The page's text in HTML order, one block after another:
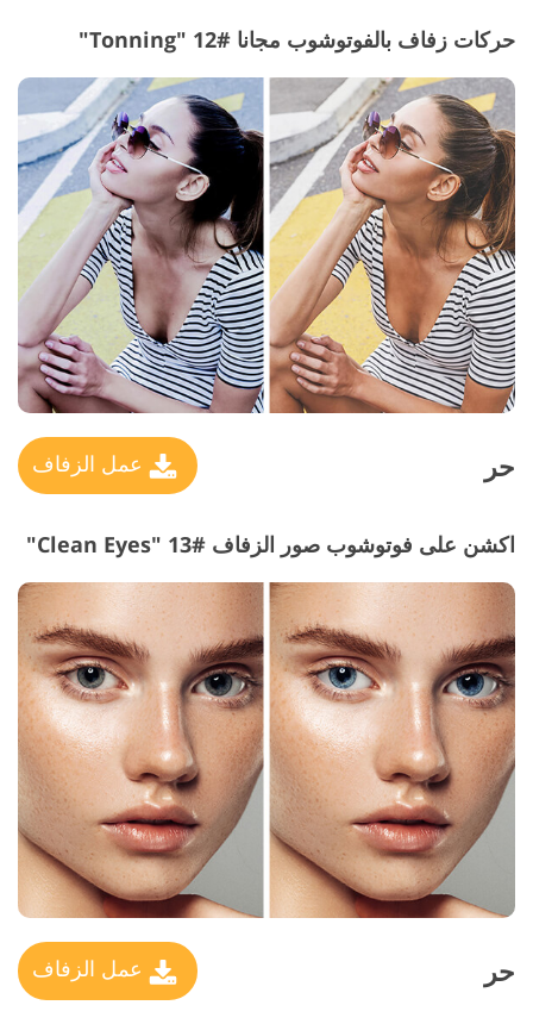
حركات زفاف بالفوتوشوب مجانا #12 "Tonning"
حر عمل الزفاف
اكشن على فوتوشوب صور الزفاف #13 "Clean Eyes"
حر عمل الزفاف